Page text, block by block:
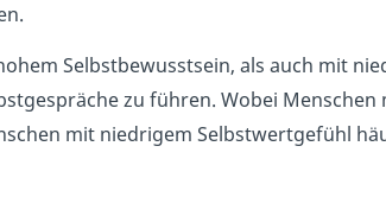
Selbstbewusstsein, als auch mit
zu führen. Wobei Menschen
mit niedrigem Selbstwertgefühl